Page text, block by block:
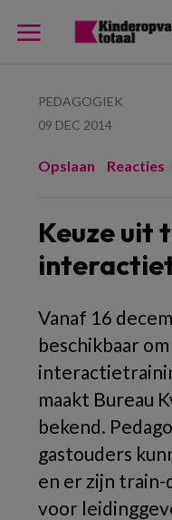
PEDAGOGIEK
09 DEC 2014
Opslaan Reacties
Keuze uit
Vanaf 16
beschikbaar
maakt Bureau
bekend.
gastouders
en er zijn
voor